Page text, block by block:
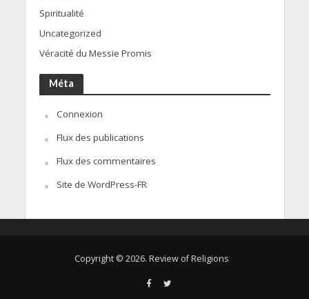
Spiritualité
Uncategorized
Véracité du Messie Promis
Méta
Connexion
Flux des publications
Flux des commentaires
Site de WordPress-FR
Copyright © 2026. Review of Religions